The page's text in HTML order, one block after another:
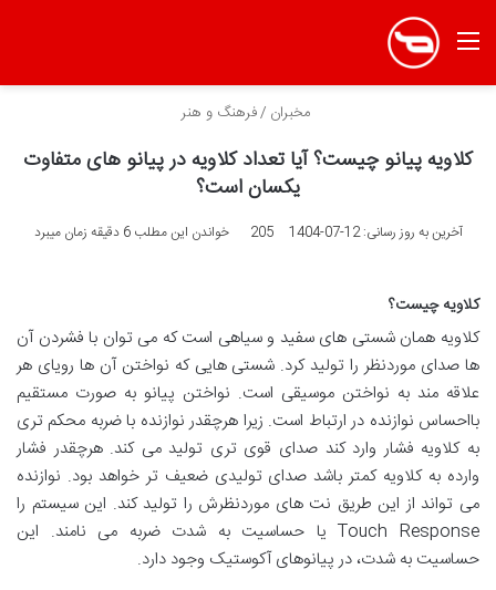
منو
مخبران /فرهنگ و هنر
کلاویه پیانو چیست؟ آیا تعداد کلاویه در پیانو های متفاوت
یکسان است؟
آخرین به روز رسانی: 12-07-1404 205 خواندن این مطلب 6 دقیقه زمان میبرد
کلاویه چیست؟
کلاویه همان شستی های سفید و سیاهی است که می توان با فشردن آن
ها صدای موردنظر را تولید کرد. شستی هایی که نواختن آن ها رویای هر
علاقه مند به نواختن موسیقی است. نواختن پیانو به صورت مستقیم
بااحساس نوازنده در ارتباط است. زیرا هرچقدر نوازنده با ضربه محکم تری
به کلاویه فشار وارد کند صدای قوی تری تولید می کند. هرچقدر فشار
وارده به کلاویه کمتر باشد صدای تولیدی ضعیف تر خواهد بود. نوازنده
می تواند از این طریق نت های موردنظرش را تولید کند. این سیستم را
Touch Response یا حساسیت به شدت ضربه می نامند. این
حساسیت به شدت، در پیانوهای آکوستیک وجود دارد.